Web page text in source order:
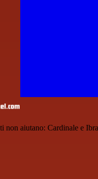
non aiutano: Cardinale e